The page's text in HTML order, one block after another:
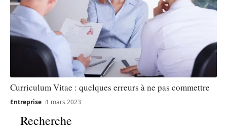
Curriculum Vitae : quelques erreurs à ne pas commettre
Entreprise 1 mars 2023
Recherche